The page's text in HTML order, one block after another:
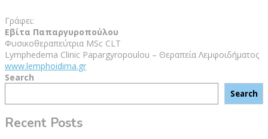
Γράφει:
Εβίτα Παπαργυροπούλου
Φυσικοθεραπεύτρια MSc CLT
Lymphedema Clinic Papargyropoulou – Θεραπεία Λεμφοιδήματος
www.lemphoidima.gr
Search
Search
Recent Posts